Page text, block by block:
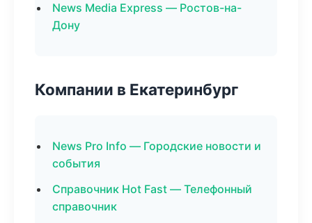
News Media Express — Ростов-на-
Дону
Компании в Екатеринбург
News Pro Info — Городские новости и
события
Справочник Hot Fast — Телефонный
справочник